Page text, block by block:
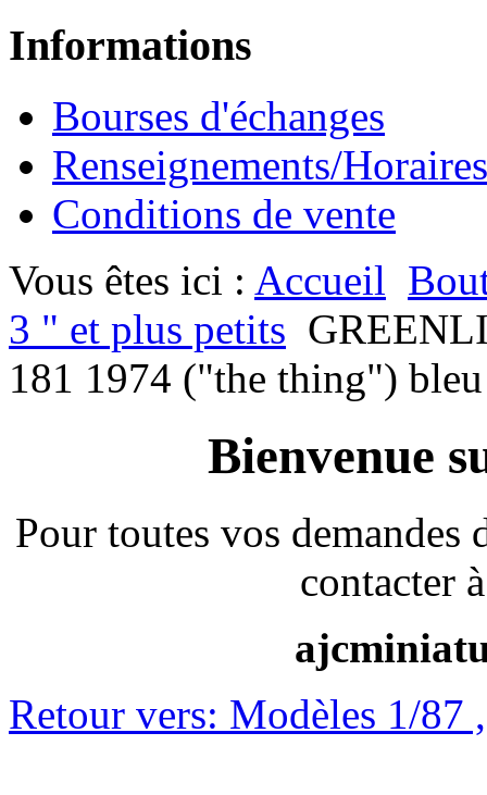
Informations
Bourses d'échanges
Renseignements/Horaires
Conditions de vente
Vous êtes ici : Accueil
3 " et plus petits
181 1974 ("the thing")
Bienvenue
Pour toutes vos
contacter
Retour vers: Modèles 1/